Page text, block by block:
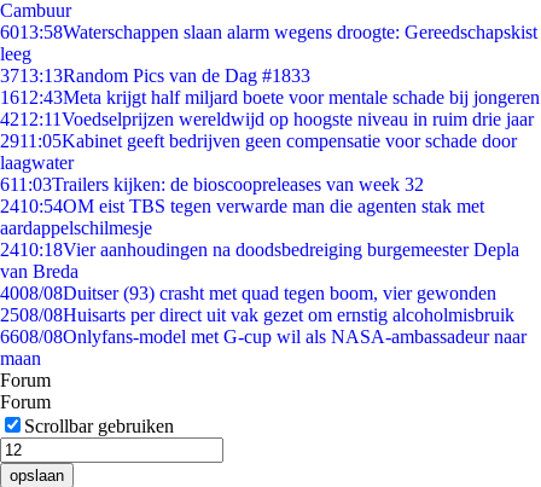
Cambuur
6013:58Waterschappen slaan alarm wegens droogte: Gereedschapskist
leeg
3713:13Random Pics van de Dag #1833
1612:43Meta krijgt half miljard boete voor mentale schade bij jongeren
4212:11Voedselprijzen wereldwijd op hoogste niveau in ruim drie jaar
2911:05Kabinet geeft bedrijven geen compensatie voor schade door
laagwater
611:03Trailers kijken: de bioscoopreleases van week 32
2410:54OM eist TBS tegen verwarde man die agenten stak met
aardappelschilmesje
2410:18Vier aanhoudingen na doodsbedreiging burgemeester Depla
van Breda
4008/08Duitser (93) crasht met quad tegen boom, vier gewonden
2508/08Huisarts per direct uit vak gezet om ernstig alcoholmisbruik
6608/08Onlyfans-model met G-cup wil als NASA-ambassadeur naar
maan
Forum
Forum
Scrollbar gebruiken
opslaan